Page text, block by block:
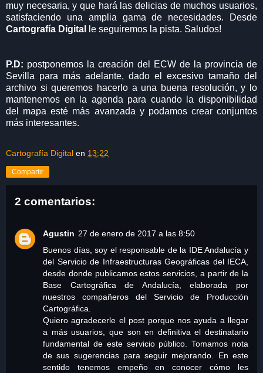
muy necesaria, y que hará las delicias de muchos usuarios,
satisfaciendo una amplia gama de necesidades. Desde
Cartografía Digital
le seguiremos la pista. Saludos!
P.D: postponemos la creación del ECW de la provincia de
Sevilla para más adelante, dado el excesivo tamaño del
archivo si queremos hacerlo a una buena resolución, y lo
mantenemos en la agenda para cuando la disponibilidad
del mapa esté más avanzada y podamos crear conjuntos
más interesantes.
Cartografía Digital en 13:22
Compartir
2 comentarios:
Agustin 27 de enero de 2017 a las 8:50
Buenos días, soy el responsable de la IDE Andalucía y
del Servicio de Infraestructuras Geográficas del IECA,
desde donde publicamos estos servicios, a partir de la
Base Cartográfica de Andalucía, elaborada por
nuestros compañeros del Servicio de Producción
Cartográfica.
Quiero agradecerle el post porque nos ayuda a llegar
a más usuarios, que son en definitiva el destinatario
fundamental de este servicio público. Tomamos nota
de sus sugerencias para seguir mejorando. En este
sentido tenemos empeño en conocer cómo les